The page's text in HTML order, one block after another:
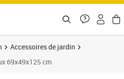
Accessoires de jardin
69x49x125 cm